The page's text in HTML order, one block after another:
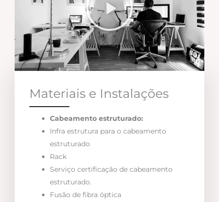
Materiais e Instalações
Cabeamento estruturado:
Infra estrutura para o cabeamento
estruturado
Rack
Serviço certificação de cabeamento
estruturado.
Fusão de fibra óptica